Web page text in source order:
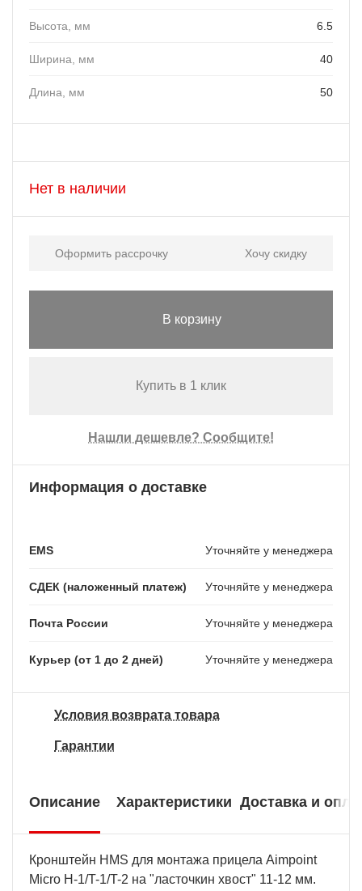
Высота, мм 6.5
Ширина, мм 40
Длина, мм 50
Нет в наличии
Оформить рассрочку Хочу скидку
В корзину
Купить в 1 клик
Нашли дешевле? Сообщите!
Информация о доставке
EMS Уточняйте у менеджера
СДЕК (наложенный платеж) Уточняйте у менеджера
Почта России Уточняйте у менеджера
Курьер (от 1 до 2 дней) Уточняйте у менеджера
Условия возврата товара
Гарантии
Описание Характеристики Доставка и
Кронштейн HMS для монтажа прицела Aimpoint
Micro H-1/T-1/T-2 на "ласточкин хвост" 11-12 мм.